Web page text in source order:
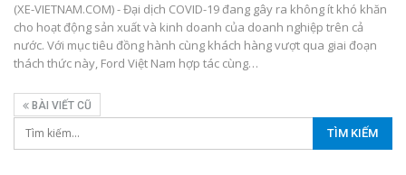
(XE-VIETNAM.COM) - Đại dịch COVID-19 đang gây ra không ít khó khăn
cho hoạt động sản xuất và kinh doanh của doanh nghiệp trên cả
nước. Với mục tiêu đồng hành cùng khách hàng vượt qua giai đoạn
thách thức này, Ford Việt Nam hợp tác cùng…
BÀI VIẾT CŨ